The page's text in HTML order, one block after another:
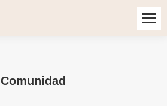
Comunidad